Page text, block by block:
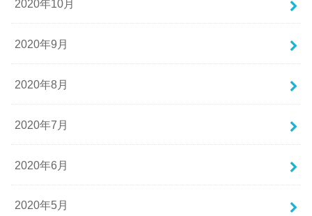
2020年10月
2020年9月
2020年8月
2020年7月
2020年6月
2020年5月